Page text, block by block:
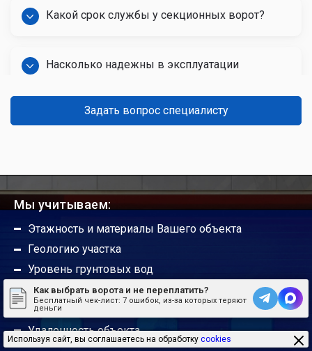
Какой срок службы у секционных ворот?
Насколько надежны в эксплуатации
Какой срок службы гаражных ворот?
Можно ли ручные ворота сделать
автоматическими?
автоматики?
Погодные условия не портят привод?
Задать вопрос специалисту
Мы учитываем:
Этажность и материалы Вашего объекта
Геологию участка
Уровень грунтовых вод
Перепад высот на участке
Возможность подъезда техники
Удаленность объекта
Как выбрать ворота и не переплатить?
Бесплатный чек-лист: 7 ошибок, из-за которых теряют
деньги
Используя сайт, вы соглашаетесь на обработку cookies